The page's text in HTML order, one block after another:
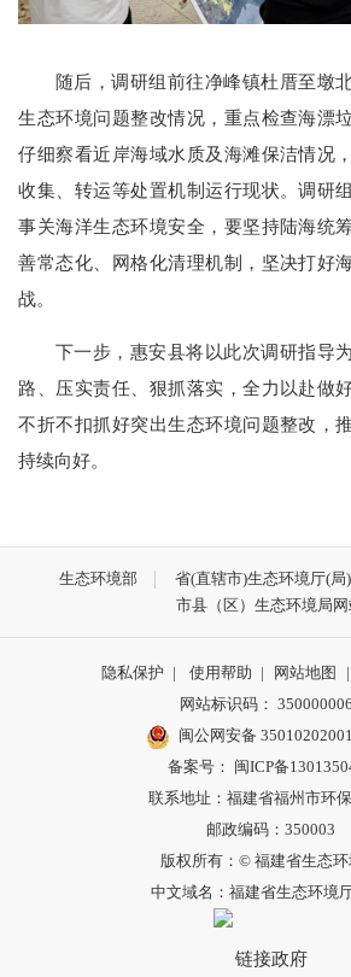
随后，调研组前往净峰镇杜厝至墩
生态环境问题整改情况，重点检查海漂
仔细察看近岸海域水质及海滩保洁情况
收集、转运等处置机制运行现状。调研
事关海洋生态环境安全，要坚持陆海统
善常态化、网格化清理机制，坚决打好
战。
下一步，惠安县将以此次调研指导
路、压实责任、狠抓落实，全力以赴做
不折不扣抓好突出生态环境问题整改，
持续向好。
生态环境部 省(直辖市)生态环境厅(局)
市县（区）生态环境局
隐私保护 | 使用帮助 | 网站地图 |
网站标识码：
闽公网安备
备案号： 闽ICP备
联系地址：福建省福州市环
邮政编码：350003
版权所有：© 福建省生态
中文域名：福建省生态环境